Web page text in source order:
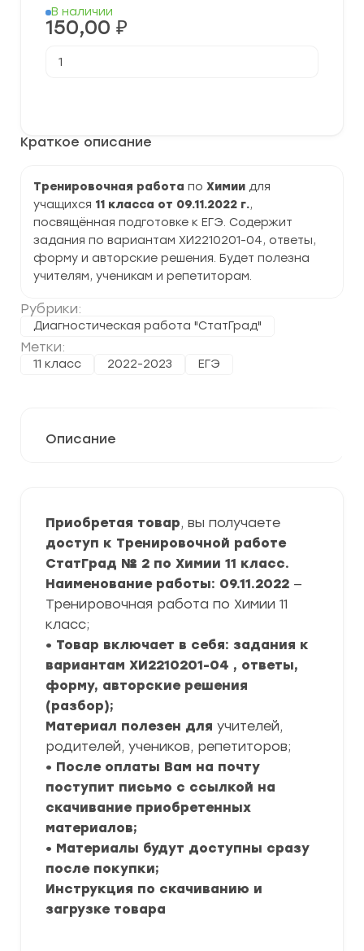
Краткое описание
Тренировочная работа по Химии для
учащихся 11 класса от 09.11.2022 г.,
посвящённая подготовке к ЕГЭ. Содержит
задания по вариантам ХИ2210201-04, ответы,
форму и авторские решения. Будет полезна
учителям, ученикам и репетиторам.
Рубрики:
Диагностическая работа "СтатГрад"
Метки:
11 класс 2022-2023 ЕГЭ
В наличии
150,00 ₽
товара
Химии
(ХИ2210201-
04)
задания
и
ответы
Описание
Приобретая товар, вы получаете
доступ к Тренировочной работе
СтатГрад № 2 по Химии 11 класс.
Наименование работы: 09.11.2022 —
Тренировочная работа по Химии 11
класс;
• Товар включает в себя: задания к
вариантам ХИ2210201-04 , ответы,
форму, авторские решения
(разбор);
Материал полезен для учителей,
родителей, учеников, репетиторов;
• После оплаты Вам на почту
поступит письмо с ссылкой на
скачивание приобретенных
материалов;
• Материалы будут доступны сразу
после покупки;
Инструкция по скачиванию и
загрузке товара